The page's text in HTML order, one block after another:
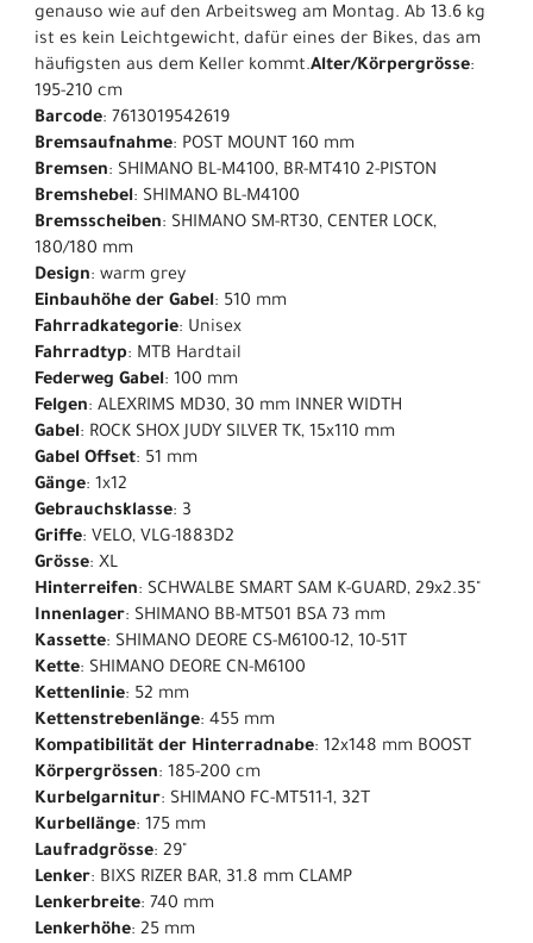
genauso wie auf den Arbeitsweg am Montag. Ab 13.6 kg
ist es kein Leichtgewicht, dafür eines der Bikes, das am
häufigsten aus dem Keller kommt.Alter/Körpergrösse:
195-210 cm
Barcode: 7613019542619
Bremsaufnahme: POST MOUNT 160 mm
Bremsen: SHIMANO BL-M4100, BR-MT410 2-PISTON
Bremshebel: SHIMANO BL-M4100
Bremsscheiben: SHIMANO SM-RT30, CENTER LOCK,
180/180 mm
Design: warm grey
Einbauhöhe der Gabel: 510 mm
Fahrradkategorie: Unisex
Fahrradtyp: MTB Hardtail
Federweg Gabel: 100 mm
Felgen: ALEXRIMS MD30, 30 mm INNER WIDTH
Gabel: ROCK SHOX JUDY SILVER TK, 15x110 mm
Gabel Offset: 51 mm
Gänge: 1x12
Gebrauchsklasse: 3
Griffe: VELO, VLG-1883D2
Grösse: XL
Hinterreifen: SCHWALBE SMART SAM K-GUARD, 29x2.35"
Innenlager: SHIMANO BB-MT501 BSA 73 mm
Kassette: SHIMANO DEORE CS-M6100-12, 10-51T
Kette: SHIMANO DEORE CN-M6100
Kettenlinie: 52 mm
Kettenstrebenlänge: 455 mm
Kompatibilität der Hinterradnabe: 12x148 mm BOOST
Körpergrössen: 185-200 cm
Kurbelgarnitur: SHIMANO FC-MT511-1, 32T
Kurbellänge: 175 mm
Laufradgrösse: 29"
Lenker: BIXS RIZER BAR, 31.8 mm CLAMP
Lenkerbreite: 740 mm
Lenkerhöhe: 25 mm